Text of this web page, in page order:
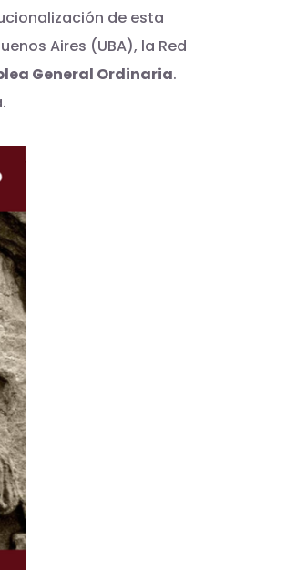
de esta
Aires (UBA), la Red
General Ordinaria.